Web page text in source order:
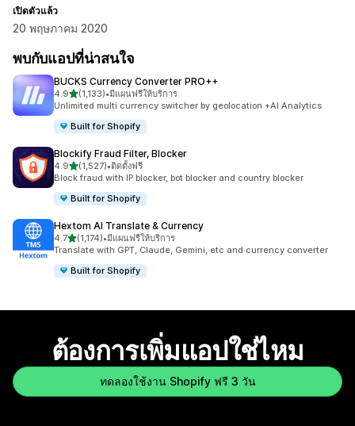
เปิดตัวแล้ว
20 พฤษภาคม 2020
พบกับแอปที่น่าสนใจ
BUCKS Currency Converter PRO++
4.9เต็ม 5 ดาว
(1,133)
ทั้งหมด 1133 รีวิว
•มีแผนฟรีให้บริการ
Unlimited multi currency switcher by geolocation +AI Analytics
Built for Shopify
Blockify Fraud Filter, Blocker
4.9เต็ม 5 ดาว
(1,527)
ทั้งหมด 1527 รีวิว
•ติดตั้งฟรี
Block fraud with IP blocker, bot blocker and country blocker
Built for Shopify
Hextom AI Translate & Currency
4.7เต็ม 5 ดาว
(1,174)
ทั้งหมด 1174 รีวิว
•มีแผนฟรีให้บริการ
Translate with GPT, Claude, Gemini, etc and currency converter
Built for Shopify
ต้องการเพิ่มแอปใช่ไหม
ทดลองใช้งาน Shopify ฟรี 3 วัน